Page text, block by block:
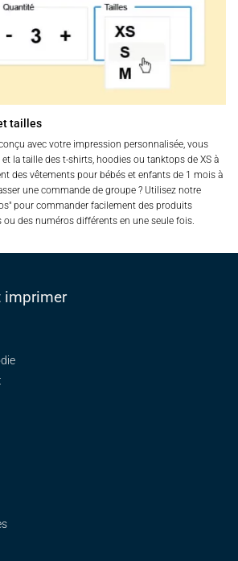
tailles
avec votre impression personnalisée, vous
la taille des t-shirts, hoodies ou tanktops de XS à
des vêtements pour bébés et enfants de 1 mois à
une commande de groupe ? Utilisez notre
pour commander facilement des produits
des numéros différents en une seule fois.
imprimer